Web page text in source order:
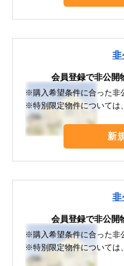
非
会員登録で非公開
※購入希望条件に合った非
※特別限定物件については
新
非
会員登録で非公開
※購入希望条件に合った非
※特別限定物件については